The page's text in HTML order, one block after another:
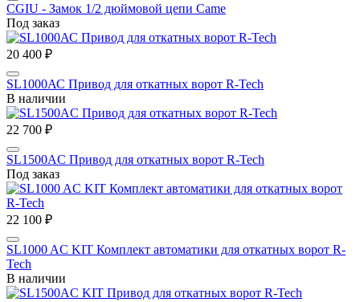
CGIU - Замок 1/2 дюймовой цепи Came
Под заказ
20 400 ₽
SL1000АС Привод для откатных ворот R-Tech
В наличии
22 700 ₽
SL1500AC Привод для откатных ворот R-Tech
Под заказ
22 100 ₽
SL1000 AC KIT Комплект автоматики для откатных ворот R-
Tech
В наличии